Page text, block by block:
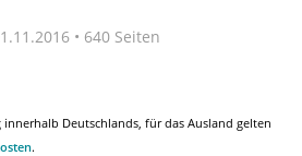
• 640 Seiten
Deutschlands, für das Ausland gelten
.